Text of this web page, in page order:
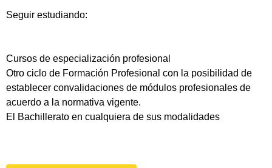
Seguir estudiando:
Cursos de especialización profesional
Otro ciclo de Formación Profesional con la posibilidad de
establecer convalidaciones de módulos profesionales de
acuerdo a la normativa vigente.
El Bachillerato en cualquiera de sus modalidades